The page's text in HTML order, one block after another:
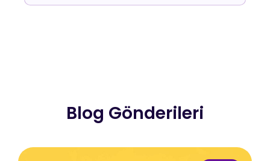
Blog Gönderileri